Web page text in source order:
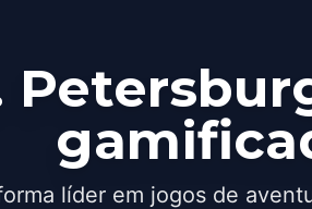
líder em jogos de